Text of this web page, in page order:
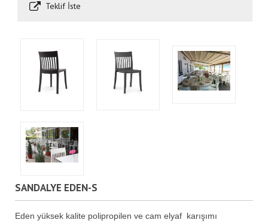
Teklif İste
SANDALYE EDEN-S
Eden yüksek kalite polipropilen ve cam elyaf karışımı